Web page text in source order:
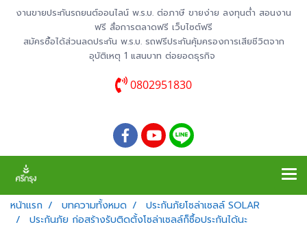
งานขายประกันรถยนต์ออนไลน์ พ.ร.บ. ต่อภาษี ขายง่าย ลงทุนต่ำ สอนงาน
ฟรี สื่อการตลาดฟรี เว็บไซต์ฟรี
สมัครซื้อได้ส่วนลดประกัน พ.ร.บ. รถฟรีประกันคุ้มครองการเสียชีวิตจาก
อุบัติเหตุ 1 แสนบาท ต่อยอดธุรกิจ
0802951830
หน้าแรก บทความทั้งหมด
ประกันภัยโซล่าเซลล์ SOLAR
ประกันภัย ก่อสร้างรับติดตั้งโซล่าเซลล์ก็ซื้อประกันได้นะ